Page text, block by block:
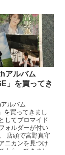
アルバム
」を買ってき
ルバム
を買ってきまし
してブロマイド
ォルダーが付い
店頭で宮野真守
ニカンを見つけ
もらってきまし